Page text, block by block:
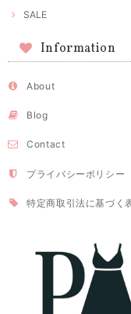
SALE
Information
About
Blog
Contact
プライバシーポリシー
特定商取引法に基づく